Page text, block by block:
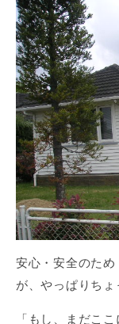
安心・安全のた
が、やっぱりちょ
「もし、まだこ